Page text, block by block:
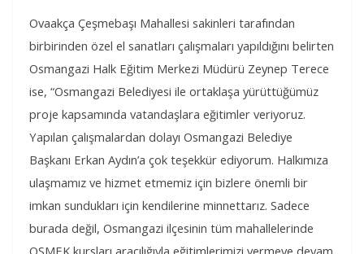
Ovaakça Çeşmebaşı Mahallesi sakinleri tarafından
birbirinden özel el sanatları çalışmaları yapıldığını belirten
Osmangazi Halk Eğitim Merkezi Müdürü Zeynep Terece
ise, “Osmangazi Belediyesi ile ortaklaşa yürüttüğümüz
proje kapsamında vatandaşlara eğitimler veriyoruz.
Yapılan çalışmalardan dolayı Osmangazi Belediye
Başkanı Erkan Aydın’a çok teşekkür ediyorum. Halkımıza
ulaşmamız ve hizmet etmemiz için bizlere önemli bir
imkan sundukları için kendilerine minnettarız. Sadece
burada değil, Osmangazi ilçesinin tüm mahallelerinde